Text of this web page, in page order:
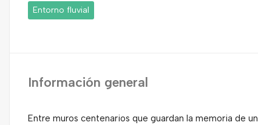
Entorno fluvial
Información general
Entre muros centenarios que guardan la memoria de un